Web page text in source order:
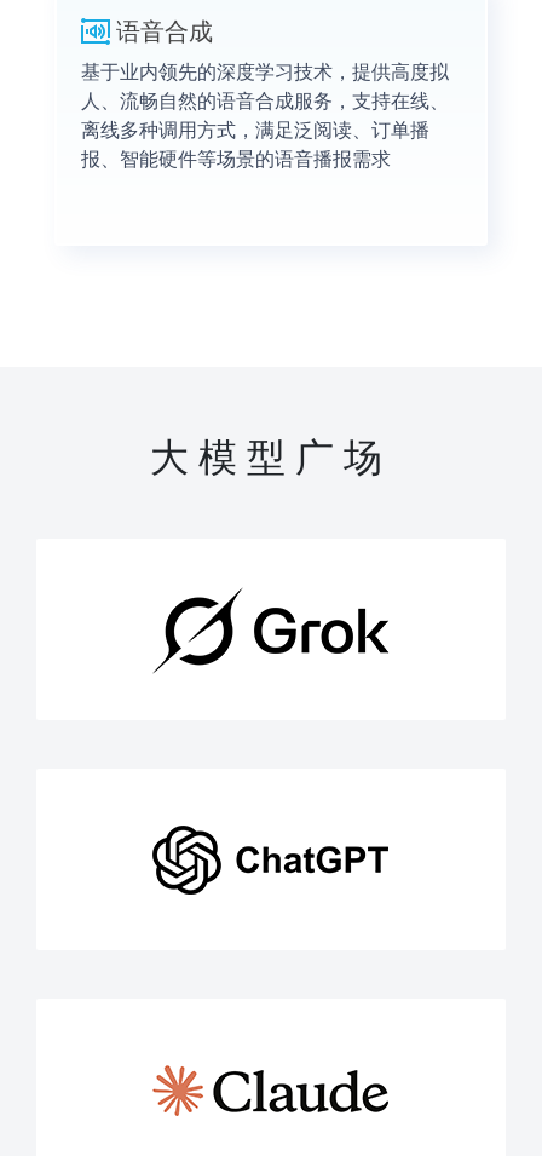
语音合成
基于业内领先的深度学习技术，提供高度拟
人、流畅自然的语音合成服务，支持在线、
离线多种调用方式，满足泛阅读、订单播
报、智能硬件等场景的语音播报需求
大模型广场